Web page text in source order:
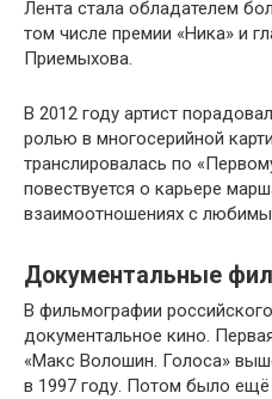
Лента стала обладателем
том числе премии «Ника» и
Приемыхова.
В 2012 году артист
ролью в многосерийной
транслировалась по
повествуется о карьере
взаимоотношениях с
Документальные
В фильмографии
документальное кино.
«Макс Волошин. Голоса»
в 1997 году. Потом было ещё